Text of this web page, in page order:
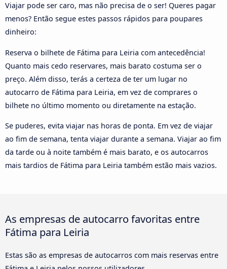
Viajar pode ser caro, mas não precisa de o ser! Queres pagar
menos? Então segue estes passos rápidos para poupares
dinheiro:
Reserva o bilhete de Fátima para Leiria com antecedência!
Quanto mais cedo reservares, mais barato costuma ser o
preço. Além disso, terás a certeza de ter um lugar no
autocarro de Fátima para Leiria, em vez de comprares o
bilhete no último momento ou diretamente na estação.
Se puderes, evita viajar nas horas de ponta. Em vez de viajar
ao fim de semana, tenta viajar durante a semana. Viajar ao fim
da tarde ou à noite também é mais barato, e os autocarros
mais tardios de Fátima para Leiria também estão mais vazios.
As empresas de autocarro favoritas entre
Fátima para Leiria
Estas são as empresas de autocarros com mais reservas entre